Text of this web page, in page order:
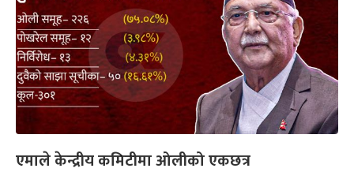
एमाले केन्द्रीय कमिटीमा ओलीको एकछत्र